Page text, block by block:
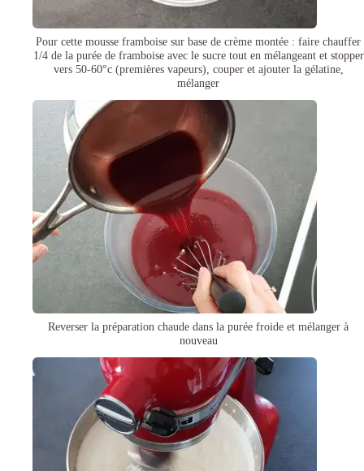
Pour cette mousse framboise sur base de crème montée : faire chauffer
1/4 de la purée de framboise avec le sucre tout en mélangeant et stopper
vers 50-60°c (premières vapeurs), couper et ajouter la gélatine,
mélanger
Reverser la préparation chaude dans la purée froide et mélanger à
nouveau